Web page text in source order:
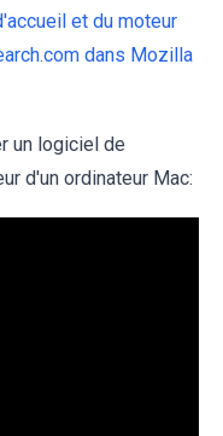
et du moteur
dans Mozilla
un logiciel de
d'un ordinateur Mac: